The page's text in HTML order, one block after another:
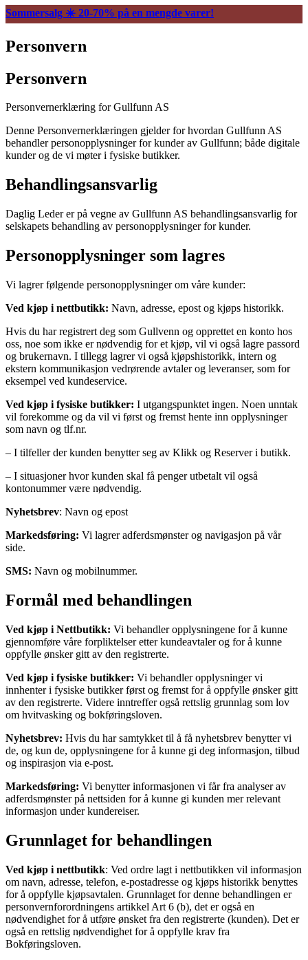
Sommersalg ☀️ 20-70% på en mengde varer!
Personvern
Personvern
Personvernerklæring for Gullfunn AS
Denne Personvernerklæringen gjelder for hvordan Gullfunn AS
behandler personopplysninger for kunder av Gullfunn; både digitale
kunder og de vi møter i fysiske butikker.
Behandlingsansvarlig
Daglig Leder er på vegne av Gullfunn AS behandlingsansvarlig for
selskapets behandling av personopplysninger for kunder.
Personopplysninger som lagres
Vi lagrer følgende personopplysninger om våre kunder:
Ved kjøp i nettbutikk: Navn, adresse, epost og kjøps historikk.
Hvis du har registrert deg som Gullvenn og opprettet en konto hos
oss, noe som ikke er nødvendig for et kjøp, vil vi også lagre passord
og brukernavn. I tillegg lagrer vi også kjøpshistorikk, intern og
ekstern kommunikasjon vedrørende avtaler og leveranser, som for
eksempel ved kundeservice.
Ved kjøp i fysiske butikker: I utgangspunktet ingen. Noen unntak
vil forekomme og da vil vi først og fremst hente inn opplysninger
som navn og tlf.nr.
– I tilfeller der kunden benytter seg av Klikk og Reserver i butikk.
– I situasjoner hvor kunden skal få penger utbetalt vil også
kontonummer være nødvendig.
Nyhetsbrev: Navn og epost
Markedsføring: Vi lagrer adferdsmønster og navigasjon på vår
side.
SMS: Navn og mobilnummer.
Formål med behandlingen
Ved kjøp i Nettbutikk: Vi behandler opplysningene for å kunne
gjennomføre våre forpliktelser etter kundeavtaler og for å kunne
oppfylle ønsker gitt av den registrerte.
Ved kjøp i fysiske butikker: Vi behandler opplysninger vi
innhenter i fysiske butikker først og fremst for å oppfylle ønsker gitt
av den registrerte. Videre inntreffer også rettslig grunnlag som lov
om hvitvasking og bokføringsloven.
Nyhetsbrev: Hvis du har samtykket til å få nyhetsbrev benytter vi
de, og kun de, opplysningene for å kunne gi deg informasjon, tilbud
og inspirasjon via e-post.
Markedsføring: Vi benytter informasjonen vi får fra analyser av
adferdsmønster på nettsiden for å kunne gi kunden mer relevant
informasjon under kundereiser.
Grunnlaget for behandlingen
Ved kjøp i nettbutikk: Ved ordre lagt i nettbutikken vil informasjon
om navn, adresse, telefon, e-postadresse og kjøps historikk benyttes
for å oppfylle kjøpsavtalen. Grunnlaget for denne behandlingen er
personvernforordningens artikkel Art 6 (b), det er også en
nødvendighet for å utføre ønsket fra den registrerte (kunden). Det er
også en rettslig nødvendighet for å oppfylle krav fra
Bokføringsloven.